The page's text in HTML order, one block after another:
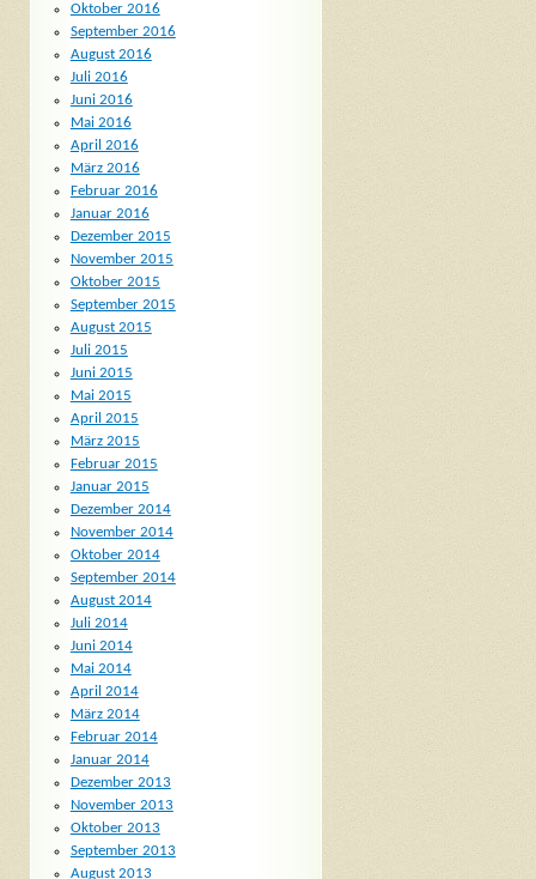
Oktober 2016
September 2016
August 2016
Juli 2016
Juni 2016
Mai 2016
April 2016
März 2016
Februar 2016
Januar 2016
Dezember 2015
November 2015
Oktober 2015
September 2015
August 2015
Juli 2015
Juni 2015
Mai 2015
April 2015
März 2015
Februar 2015
Januar 2015
Dezember 2014
November 2014
Oktober 2014
September 2014
August 2014
Juli 2014
Juni 2014
Mai 2014
April 2014
März 2014
Februar 2014
Januar 2014
Dezember 2013
November 2013
Oktober 2013
September 2013
August 2013